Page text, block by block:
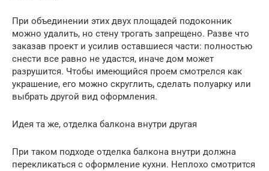
При объединении этих двух площадей подоконник
можно удалить, но стену трогать запрещено. Разве что
заказав проект и усилив оставшиеся части: полностью
снести все равно не удастся, иначе дом может
разрушится. Чтобы имеющийся проем смотрелся как
украшение, его можно скруглить, сделать полуарку или
выбрать другой вид оформления.
Идея та же, отделка балкона внутри другая
При таком подходе отделка балкона внутри должна
перекликаться с оформление кухни. Неплохо смотрится